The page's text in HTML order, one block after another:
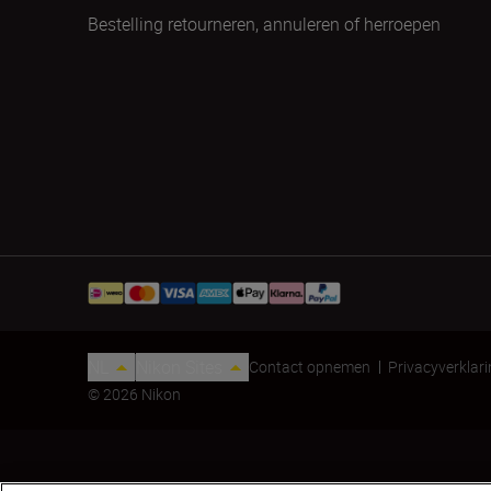
Bestelling retourneren, annuleren of herroepen
Contact opnemen
© 2026 Nikon